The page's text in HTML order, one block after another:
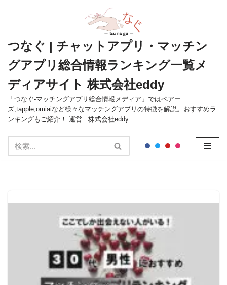
テ
ン
へ
ス
キ
ッ
プ
つなぐ | チャットアプリ・マッチン
グアプリ総合情報ランキング一覧メ
ディアサイト 株式会社eddy
「つなぐ-マッチングアプリ総合情報メディア」ではペアー
ズ,tapple,omiaiなど様々なマッチングアプリの特徴を解説。おすすめラ
ンキングもご紹介！ 運営 : 株式会社eddy